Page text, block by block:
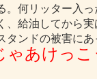
。何リッター入
、給油してから
タンドの被害に
ゃあけっ